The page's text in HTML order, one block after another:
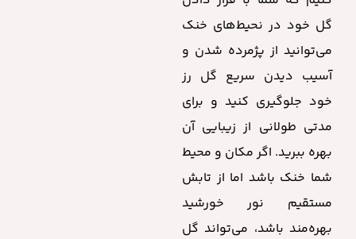
گل خود در نحیط‌های خنک
می‌توانید از پژمرده شدن و
آسیب دیدن سریع گل رز
خود جلوگیری کنید و برای
مدتی طولانی از زیبایی‌ آن
بهره ببرید. اگر مکان و محیط
شما خنک باشد اما از تابش
مستقیم نور خورشید
بهره‌مند باشد، می‌تواند گل